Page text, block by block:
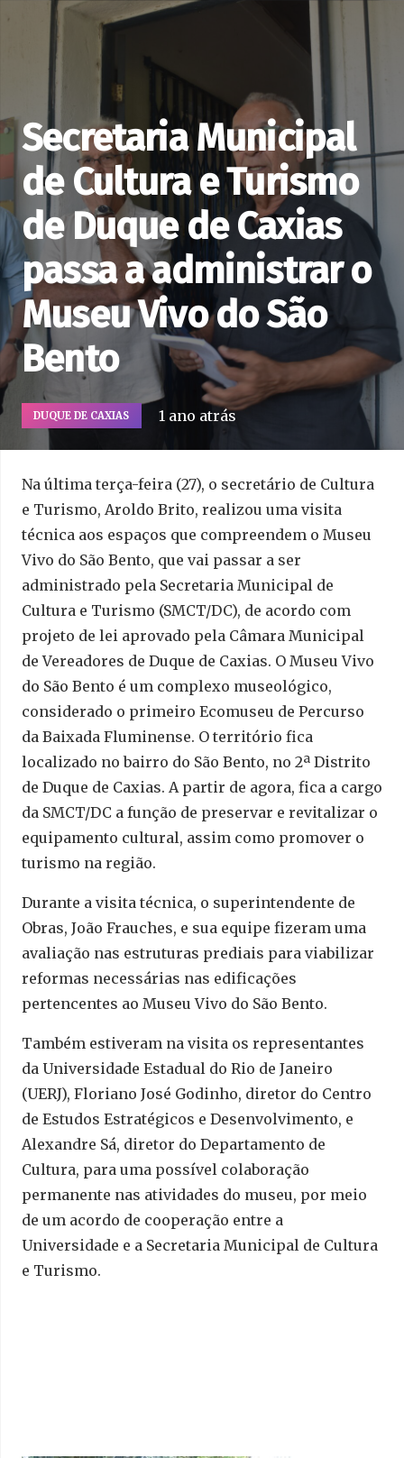
Secretaria Municipal
de Cultura e Turismo
de Duque de Caxias
passa a administrar o
Museu Vivo do São
Bento
DUQUE DE CAXIAS 1 ano atrás
Na última terça-feira (27), o secretário de Cultura
e Turismo, Aroldo Brito, realizou uma visita
técnica aos espaços que compreendem o Museu
Vivo do São Bento, que vai passar a ser
administrado pela Secretaria Municipal de
Cultura e Turismo (SMCT/DC), de acordo com
projeto de lei aprovado pela Câmara Municipal
de Vereadores de Duque de Caxias. O Museu Vivo
do São Bento é um complexo museológico,
considerado o primeiro Ecomuseu de Percurso
da Baixada Fluminense. O território fica
localizado no bairro do São Bento, no 2ª Distrito
de Duque de Caxias. A partir de agora, fica a cargo
da SMCT/DC a função de preservar e revitalizar o
equipamento cultural, assim como promover o
turismo na região.
Durante a visita técnica, o superintendente de
Obras, João Frauches, e sua equipe fizeram uma
avaliação nas estruturas prediais para viabilizar
reformas necessárias nas edificações
pertencentes ao Museu Vivo do São Bento.
Também estiveram na visita os representantes
da Universidade Estadual do Rio de Janeiro
(UERJ), Floriano José Godinho, diretor do Centro
de Estudos Estratégicos e Desenvolvimento, e
Alexandre Sá, diretor do Departamento de
Cultura, para uma possível colaboração
permanente nas atividades do museu, por meio
de um acordo de cooperação entre a
Universidade e a Secretaria Municipal de Cultura
e Turismo.